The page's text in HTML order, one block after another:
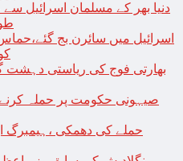
دنیا بھر کے مسلمان اسرائیل
اسرائیل میں سائرن بج
حملے کی دھمکی ،ہیمبرگ